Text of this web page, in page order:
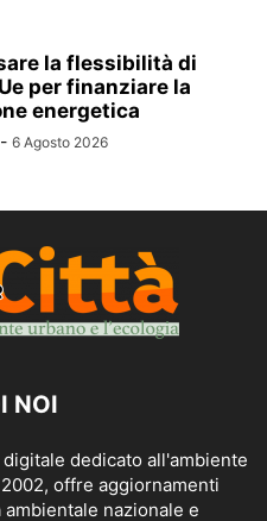
la flessibilità di
per finanziare la
energetica
- 6 Agosto 2026
NOI
dedicato all'ambiente
offre aggiornamenti
nazionale e